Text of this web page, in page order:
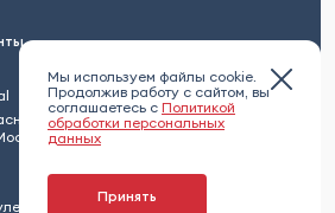
Мы используем файлы cookie.
Продолжив работу с сайтом, вы
соглашаетесь с Политикой
обработки персональных
данных
Принять
123112,
Максименко и партнеры»